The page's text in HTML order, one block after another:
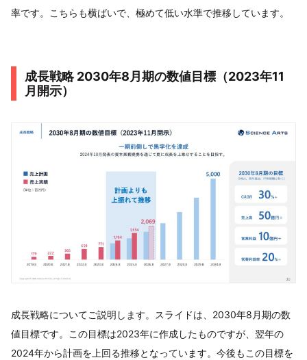
率です。こちらも横ばいで、極めて低い水準で推移しています。
成長戦略 2030年8月期の数値目標（2023年11
月開示）
成長戦略についてご説明します。スライドは、2030年8月期の数
値目標です。この目標は2023年に作成したものですが、翌年の
2024年から計画を上回る推移となっています。今後もこの目標を